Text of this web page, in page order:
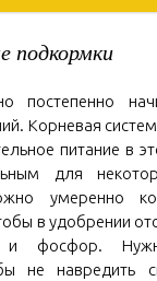
подкормки
постепенно
Корневая
питание в
для
умеренно
в удобрении
и фосфор.
не навредить